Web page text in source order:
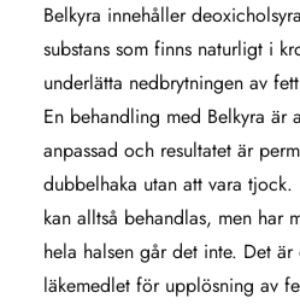
Belkyra innehåller
substans som finns naturligt i
underlätta nedbrytningen av
En behandling med Belkyra är
anpassad och resultatet är
dubbelhaka utan att vara
kan alltså behandlas, men har
hela halsen går det inte. Det
läkemedlet för upplösning av